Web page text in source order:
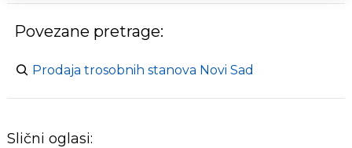
Povezane pretrage:
Prodaja trosobnih stanova Novi Sad
Slični oglasi: